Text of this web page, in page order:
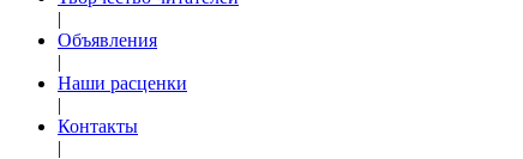
|
Объявления
|
Наши расценки
|
Контакты
|